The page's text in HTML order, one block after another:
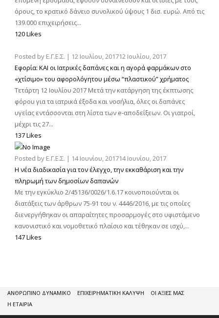
όρους, το κρατικό δάνειο συνολικού ύψους 1 δισ. ευρώ. Από τις
139.000 επιχειρήσεις...
120 Likes
Posted by Ε.Γ.Ε.Σ. | 12 Ιουλίου, 201712 Ιουλίου, 2017
Εφορία: ΚΑΙ οι Ιατρικές δαπάνες και η αγορά φαρμάκων στο
«χτίσιμο» του αφορολόγητου μέσω “πλαστικού” χρήματος
Τετάρτη 12 Ιουλίου 2017 Μετά την κατάργηση της έκπτωσης
φόρου για τα ιατρικά έξοδα και νοσήλια, όλες οι δαπάνες
υγείας εντάσσονται στη λίστα των e-αποδείξεων. Οι γιατροί,
μέχρι τις 27...
137 Likes
Posted by Ε.Γ.Ε.Σ. | 14 Ιουνίου, 201714 Ιουνίου, 2017
Η νέα διαδικασία για τον έλεγχο, την εκκαθάριση και την
πληρωμή των δημοσίων δαπανών
Με την εγκύκλιο 2/45136/0026/1.6.17 κοινοποιούνται οι
διατάξεις των άρθρων 75-91 του ν. 4446/2016, με τις οποίες
διενεργήθηκαν οι απαραίτητες προσαρμογές στο υφιστάμενο
κανονιστικό και νομοθετικό πλαίσιο και τέθηκαν σε ισχύ,...
147 Likes
ΑΝΘΡΩΠΙΝΟ ΔΥΝΑΜΙΚΟ ΕΠΙΧΕΙΡΗΜΑΤΙΚΗ ΚΑΛΥΨΗ
ΟΙ ΑΞΙΕΣ ΜΑΣ
Η ΕΤΑΙΡΙΑ